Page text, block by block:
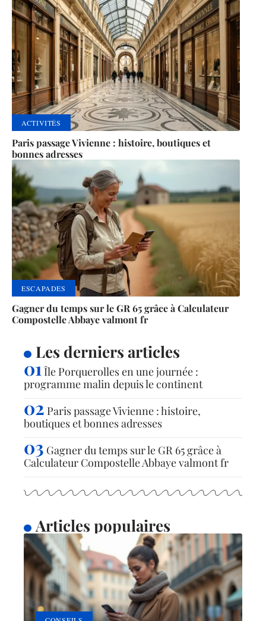
ACTIVITÉS
Paris passage Vivienne : histoire, boutiques et
bonnes adresses
ESCAPADES
Gagner du temps sur le GR 65 grâce à Calculateur
Compostelle Abbaye valmont fr
Les derniers articles
Île Porquerolles en une journée :
programme malin depuis le continent
Paris passage Vivienne : histoire,
boutiques et bonnes adresses
Gagner du temps sur le GR 65 grâce à
Calculateur Compostelle Abbaye valmont fr
Articles populaires